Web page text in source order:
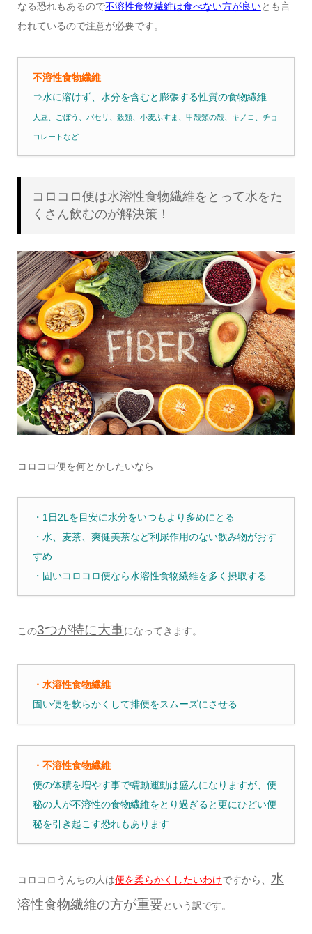
なる恐れもあるので不溶性食物繊維は食べない方が良いとも言
われているので注意が必要です。
不溶性食物繊維
⇒水に溶けず、水分を含むと膨張する性質の食物繊維
大豆、ごぼう、パセリ、穀類、小麦ふすま、甲殻類の殻、キノコ、チョ
コレートなど
コロコロ便は水溶性食物繊維をとって水をた
くさん飲むのが解決策！
コロコロ便を何とかしたいなら
・1日2Lを目安に水分をいつもより多めにとる
・水、麦茶、爽健美茶など利尿作用のない飲み物がおす
すめ
・固いコロコロ便なら水溶性食物繊維を多く摂取する
この3つが特に大事になってきます。
・水溶性食物繊維
固い便を軟らかくして排便をスムーズにさせる
・不溶性食物繊維
便の体積を増やす事で蠕動運動は盛んになりますが、便
秘の人が不溶性の食物繊維をとり過ぎると更にひどい便
秘を引き起こす恐れもあります
コロコロうんちの人は便を柔らかくしたいわけですから、 水
溶性食物繊維の方が重要という訳です。